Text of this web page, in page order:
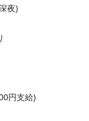
夜)
円支給)